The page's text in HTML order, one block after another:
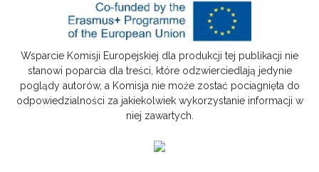
Wsparcie Komisji Europejskiej dla produkcji tej publikacji nie
stanowi poparcia dla treści, które odzwierciedlają jedynie
poglądy autorów, a Komisja nie może zostać pociagnięta do
odpowiedzialności za jakiekolwiek wykorzystanie informacji w
niej zawartych.